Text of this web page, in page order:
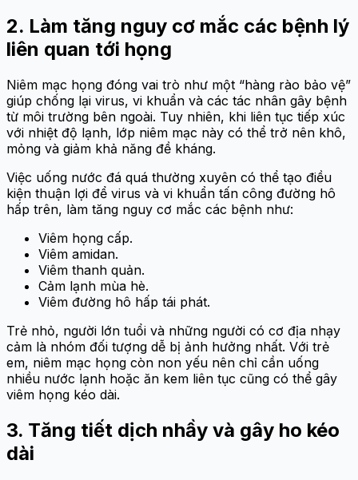
2. Làm tăng nguy cơ mắc các bệnh lý
liên quan tới họng
Niêm mạc họng đóng vai trò như một “hàng rào bảo vệ”
giúp chống lại virus, vi khuẩn và các tác nhân gây bệnh
từ môi trường bên ngoài. Tuy nhiên, khi liên tục tiếp xúc
với nhiệt độ lạnh, lớp niêm mạc này có thể trở nên khô,
mỏng và giảm khả năng đề kháng.
Việc uống nước đá quá thường xuyên có thể tạo điều
kiện thuận lợi để virus và vi khuẩn tấn công đường hô
hấp trên, làm tăng nguy cơ mắc các bệnh như:
Viêm họng cấp.
Viêm amidan.
Viêm thanh quản.
Cảm lạnh mùa hè.
Viêm đường hô hấp tái phát.
Trẻ nhỏ, người lớn tuổi và những người có cơ địa nhạy
cảm là nhóm đối tượng dễ bị ảnh hưởng nhất. Với trẻ
em, niêm mạc họng còn non yếu nên chỉ cần uống
nhiều nước lạnh hoặc ăn kem liên tục cũng có thể gây
viêm họng kéo dài.
3. Tăng tiết dịch nhầy và gây ho kéo
dài